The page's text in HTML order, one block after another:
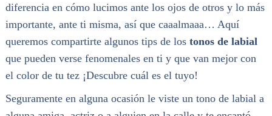
diferencia en cómo lucimos ante los ojos de otros y lo más
importante, ante ti misma, así que caaalmaaa… Aquí
queremos compartirte algunos tips de los tonos de labial
que pueden verse fenomenales en ti y que van mejor con
el color de tu tez ¡Descubre cuál es el tuyo!
Seguramente en alguna ocasión le viste un tono de labial a